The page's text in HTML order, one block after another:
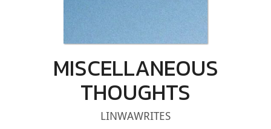
MISCELLANEOUS
THOUGHTS
LINWAWRITES